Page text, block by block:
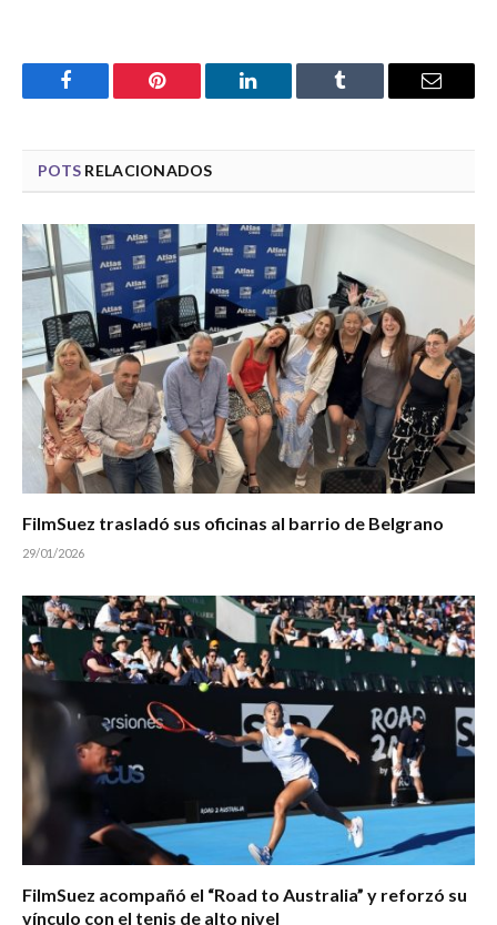
Facebook Pinterest LinkedIn Tumblr Email
POTS RELACIONADOS
FilmSuez trasladó sus oficinas al barrio de Belgrano
29/01/2026
FilmSuez acompañó el “Road to Australia” y reforzó su
vínculo con el tenis de alto nivel